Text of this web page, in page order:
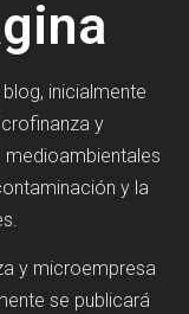
inicialmente
y
y la
y microempresa
se publicará